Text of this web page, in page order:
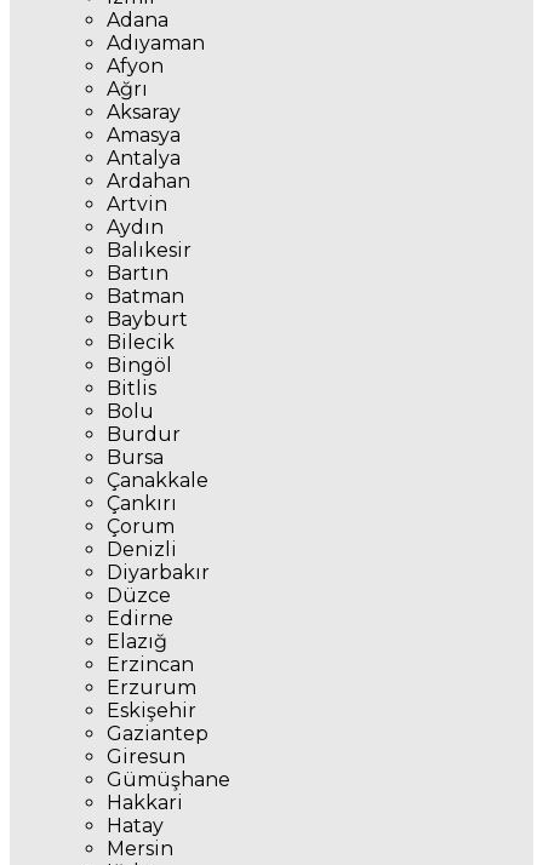
Adana
Adıyaman
Afyon
Ağrı
Aksaray
Amasya
Antalya
Ardahan
Artvin
Aydın
Balıkesir
Bartın
Batman
Bayburt
Bilecik
Bingöl
Bitlis
Bolu
Burdur
Bursa
Çanakkale
Çankırı
Çorum
Denizli
Diyarbakır
Düzce
Edirne
Elazığ
Erzincan
Erzurum
Eskişehir
Gaziantep
Giresun
Gümüşhane
Hakkari
Hatay
Mersin